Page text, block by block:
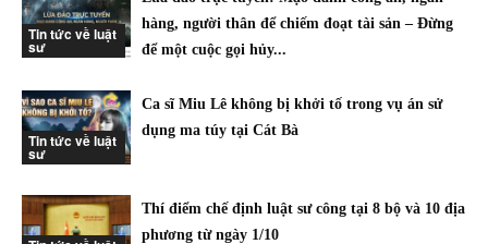
Tin tức về luật
sư
hàng, người thân để chiếm đoạt tài sản – Đừng
để một cuộc gọi hủy...
Tin tức về luật
sư
Ca sĩ Miu Lê không bị khởi tố trong vụ án sử
dụng ma túy tại Cát Bà
Thí điểm chế định luật sư công tại 8 bộ và 10 địa
phương từ ngày 1/10